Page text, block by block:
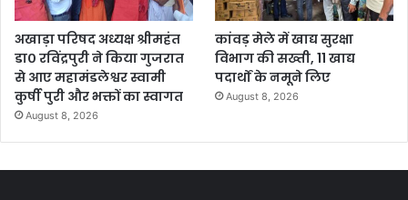
अखाड़ा परिषद अध्यक्ष श्रीमहंत
डा० रविंद्रपुरी ने किया गुजरात
से आए महामंडलेश्वर स्वामी
कुर्षी पुरी और भक्तों का स्वागत
August 8, 2026
कांवड़ मेले में खाद्य सुरक्षा
विभाग की सख्ती, 11 खाद्य
पदार्थों के नमूने लिए
August 8, 2026